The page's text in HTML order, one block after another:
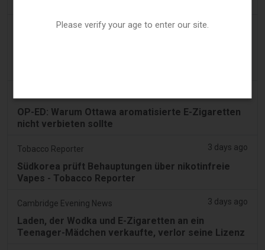
2 days ago
OP-ED: Warum Ottawa aromatisierte E-Zigaretten
nicht verbieten sollte
Tobacco Reporter 3 days ago
Südkorea prüft Behauptungen über nikotinfreie
Vapes - Tobacco Reporter
Cambridge Evening News 3 days ago
Laden, der Wodka und E-Zigaretten an ein
Teenager-Mädchen verkaufte, verlor seine Lizenz
Please verify your age to enter our site.